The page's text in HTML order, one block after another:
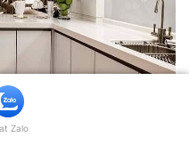
Zalo